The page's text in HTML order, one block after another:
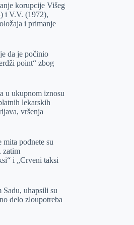
korupcije Višeg
i V.V. (1972),
i primanje
da je počinio
point“ zbog
u ukupnom iznosu
lekarskih
vršenja
podnete su
zatim
i „Crveni taksi
uhapsili su
delo zloupotreba